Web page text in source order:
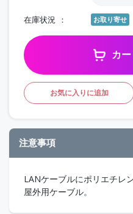
在庫状況 お取り寄せ
カ
お気に入りに追加
注意事項
LANケーブルにポリエチレ
屋外用ケーブル。